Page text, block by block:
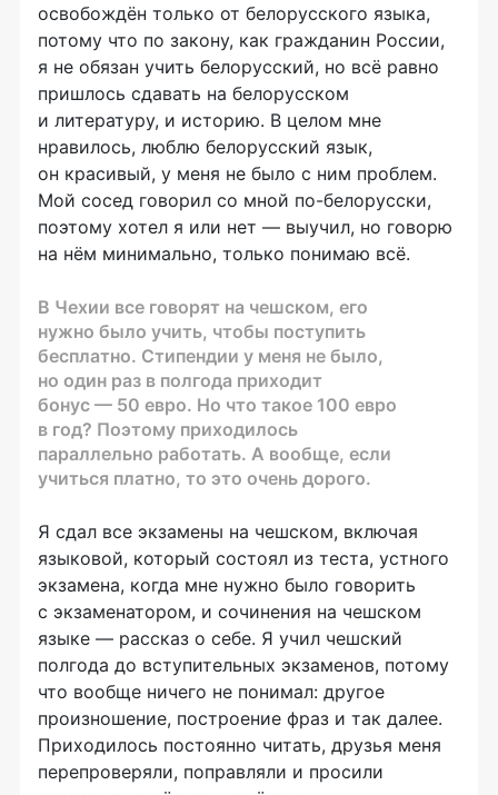
освобождён только от белорусского языка,
потому что по закону, как гражданин России,
я не обязан учить белорусский, но всё равно
пришлось сдавать на белорусском
и литературу, и историю. В целом мне
нравилось, люблю белорусский язык,
он красивый, у меня не было с ним проблем.
Мой сосед говорил со мной по-белорусски,
поэтому хотел я или нет — выучил, но говорю
на нём минимально, только понимаю всё.
В Чехии все говорят на чешском, его
нужно было учить, чтобы поступить
бесплатно. Стипендии у меня не было,
но один раз в полгода приходит
бонус — 50 евро. Но что такое 100 евро
в год? Поэтому приходилось
параллельно работать. А вообще, если
учиться платно, то это очень дорого.
Я сдал все экзамены на чешском, включая
языковой, который состоял из теста, устного
экзамена, когда мне нужно было говорить
с экзаменатором, и сочинения на чешском
языке — рассказ о себе. Я учил чешский
полгода до вступительных экзаменов, потому
что вообще ничего не понимал: другое
произношение, построение фраз и так далее.
Приходилось постоянно читать, друзья меня
перепроверяли, поправляли и просили